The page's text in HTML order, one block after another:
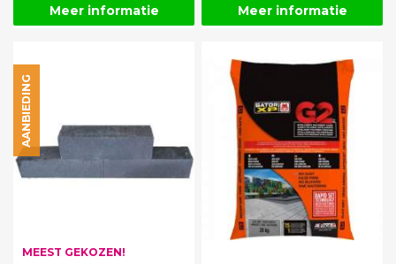
Meer informatie Meer informatie
MEEST GEKOZEN!
AANBIEDING